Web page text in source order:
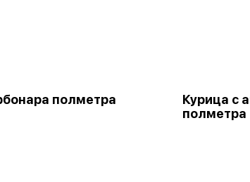
полметра
Курица с
полметра